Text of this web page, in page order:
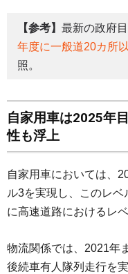
【参考】 最新の政府
年度に一般道20カ所
照。
自家用車は2025年
性も浮上
自家用車においては、
ル3を実現し、このレ
に高速道路におけるレ
物流関係では、2021年
後続車有人隊列走行を